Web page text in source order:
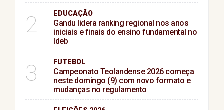
2 EDUCAÇÃO
Gandu lidera ranking regional nos anos
iniciais e finais do ensino fundamental no
Ideb
3 FUTEBOL
Campeonato Teolandense 2026 começa
neste domingo (9) com novo formato e
mudanças no regulamento